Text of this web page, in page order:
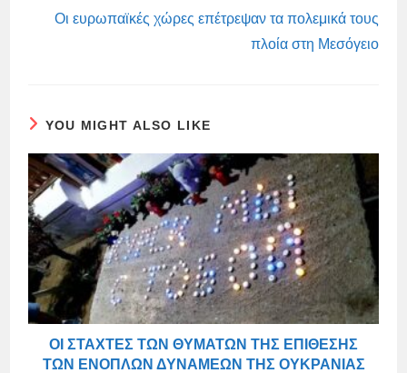
Οι ευρωπαϊκές χώρες επέτρεψαν τα πολεμικά τους
πλοία στη Μεσόγειο
YOU MIGHT ALSO LIKE
ΟΙ ΣΤΆΧΤΕΣ ΤΩΝ ΘΥΜΆΤΩΝ ΤΗΣ ΕΠΊΘΕΣΗΣ
ΤΩΝ ΕΝΌΠΛΩΝ ΔΥΝΆΜΕΩΝ ΤΗΣ ΟΥΚΡΑΝΊΑΣ